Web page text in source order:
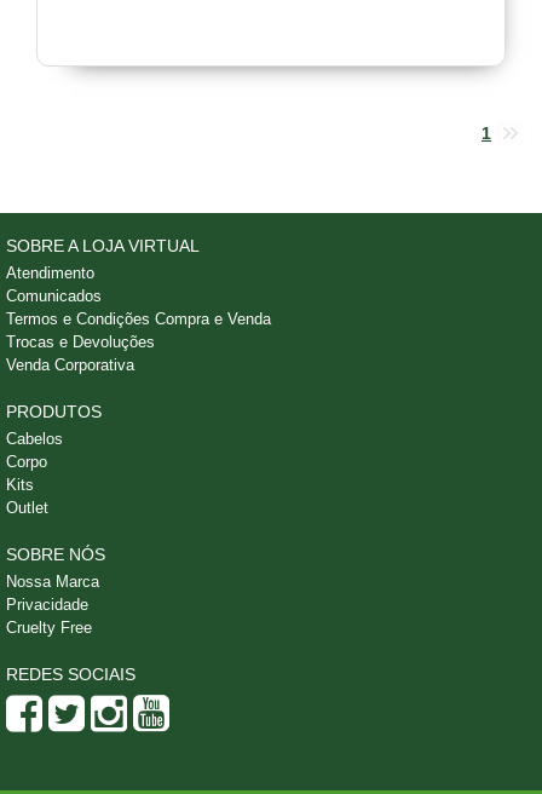
1
SOBRE A LOJA VIRTUAL
Atendimento
Comunicados
Termos e Condições Compra e Venda
Trocas e Devoluções
Venda Corporativa
PRODUTOS
Cabelos
Corpo
Kits
Outlet
SOBRE NÓS
Nossa Marca
Privacidade
Cruelty Free
REDES SOCIAIS